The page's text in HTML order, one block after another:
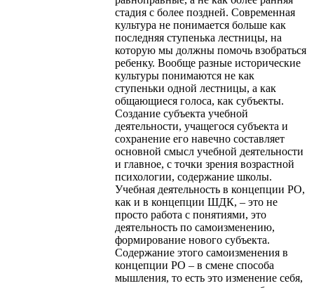
стадия с более поздней. Современная
культура не понимается больше как
последняя ступенька лестницы, на
которую мы должны помочь взобраться
ребенку. Вообще разные исторические
культуры понимаются не как
ступеньки одной лестницы, а как
общающиеся голоса, как субъекты.
Создание субъекта учебной
деятельности, учащегося субъекта и
сохранение его навечно составляет
основной смысл учебной деятельности
и главное, с точки зрения возрастной
психологии, содержание школы.
Учебная деятельность в концепции РО,
как и в концепции ШДК, – это не
просто работа с понятиями, это
деятельность по самоизменению,
формирование нового субъекта.
Содержание этого самоизменения в
концепции РО – в смене способа
мышления, то есть это изменение себя,